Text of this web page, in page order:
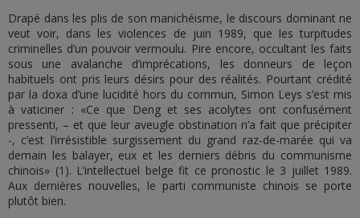
Drapé dans les plis de son manichéisme, le discours dominant ne
veut voir, dans les violences de juin 1989, que les turpitudes
criminelles d’un pouvoir vermoulu. Pire encore, occultant les faits
sous une avalanche d’imprécations, les donneurs de leçon
habituels ont pris leurs désirs pour des réalités. Pourtant crédité
par la doxa d’une lucidité hors du commun, Simon Leys s’est mis
à vaticiner : «Ce que Deng et ses acolytes ont confusément
pressenti, – et que leur aveugle obstination n’a fait que précipiter
-, c’est l’irrésistible surgissement du grand raz-de-marée qui va
demain les balayer, eux et les derniers débris du communisme
chinois» (1). L’intellectuel belge fit ce pronostic le 3 juillet 1989.
Aux dernières nouvelles, le parti communiste chinois se porte
plutôt bien.